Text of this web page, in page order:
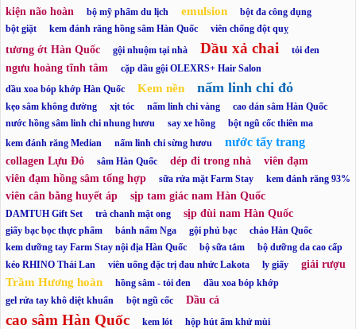
kiện não hoàn bộ mỹ phẩm du lịch emulsion
bột đa công dụng
bột giặt
kem đánh răng hồng sâm Hàn Quốc viên chống đột quỵ
tương ớt Hàn Quốc gội nhuộm tại nhà Dầu xả chai tỏi đen
ngưu hoàng tĩnh tâm
cặp dầu gội OLEXRS+ Hair Salon
dầu xoa bóp khớp Hàn Quốc
Kem nền nấm linh chi đỏ
kẹo sâm không đường xịt tóc nấm linh chi vàng
cao dán sâm Hàn Quốc
nước hồng sâm linh chi nhung hươu
say xe hồng
bột ngũ cốc thiên ma
kem đánh răng Median
nấm linh chi sừng hươu nước tẩy trang
collagen Lựu Đỏ sâm Hàn Quốc dép đi trong nhà
viên đạm
viên đạm hồng sâm tổng hợp
sữa rửa mặt Farm Stay kem đánh răng 93%
viên cân bằng huyết áp sịp tam giác nam Hàn Quốc
DAMTUH Gift Set trà chanh mật ong sịp đùi nam Hàn Quốc
giấy bạc bọc thực phẩm bánh nấm Nga gội phủ bạc
chảo Hàn Quốc
kem dưỡng tay Farm Stay nội địa Hàn Quốc
bộ sữa tắm
bộ dưỡng da cao cấp
kéo RHINO Thái Lan
viên uống đặc trị đau nhức Lakota ly giấy giải rượu
Trầm Hương hoàn hồng sâm - tỏi đen
dầu xoa bóp khớp
gel rửa tay khô diệt khuẩn
bột ngũ cốc Dầu cá
cao sâm Hàn Quốc kem lót
hộp hút ẩm khử mùi